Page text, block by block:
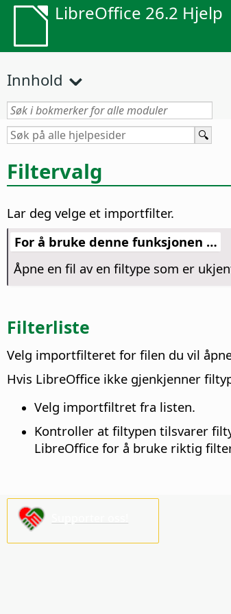
LibreOffice 26.2 Hjelp
Innhold
Filtervalg
Lar deg velge et importfilter.
For å bruke denne funksjonen …
Åpne en fil av en filtype som er
Filterliste
Velg importfilteret for filen du vil
Hvis LibreOffice ikke gjenkjenner
Velg importfiltret fra listen.
Kontroller at filtypen tilsvarer
LibreOffice for å bruke riktig